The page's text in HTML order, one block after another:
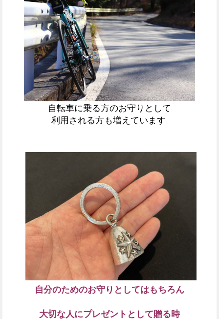
自転車に乗る方のお守りとして
利用される方も増えています
自分のためのお守りとしてはもちろん
大切な人にプレゼントとして贈る時